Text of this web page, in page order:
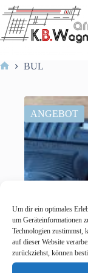
Um dir ein optimales
um Geräteinformationen
Technologien zustimmst,
auf dieser Website
zurückziehst, können
Zum
Inhalt
springen
BUL
ANGEBOT